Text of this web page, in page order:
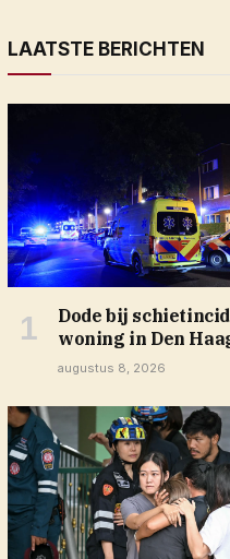
LAATSTE BERICHTEN
Dode bij
woning in Den
augustus 8, 2026